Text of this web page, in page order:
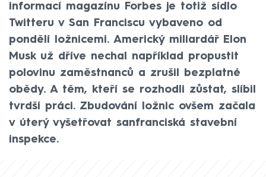
informací magazínu Forbes je totiž sídlo
Twitteru v San Franciscu vybaveno od
pondělí ložnicemi. Americký miliardář Elon
Musk už dříve nechal například propustit
polovinu zaměstnanců a zrušil bezplatné
obědy. A těm, kteří se rozhodli zůstat, slíbil
tvrdší práci. Zbudování ložnic ovšem začala
v úterý vyšetřovat sanfranciská stavební
inspekce.